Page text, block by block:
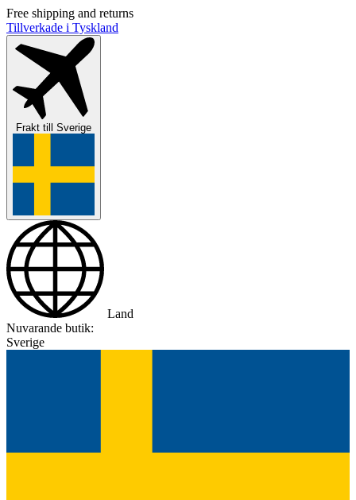
Free shipping and returns
Tillverkade i Tyskland
Frakt till Sverige
Land
Nuvarande butik:
Sverige